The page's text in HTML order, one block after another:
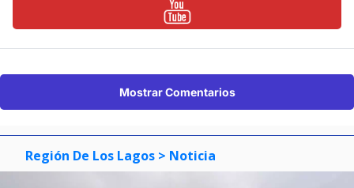
Mostrar Comentarios
Región De Los Lagos > Noticia